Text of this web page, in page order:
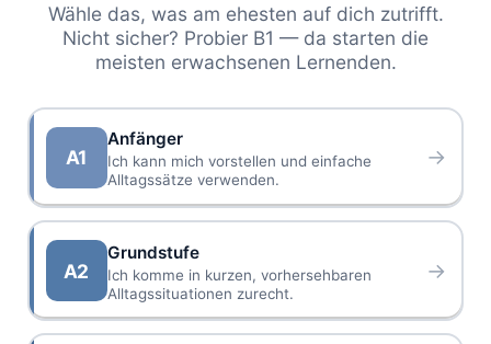
Wähle das, was am ehesten auf dich zutrifft.
Nicht sicher? Probier B1 — da starten die
meisten erwachsenen Lernenden.
A1
Anfänger
Ich kann mich vorstellen und einfache
Alltagssätze verwenden.
→
A2
Grundstufe
Ich komme in kurzen, vorhersehbaren
Alltagssituationen zurecht.
→